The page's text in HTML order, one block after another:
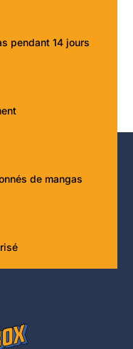
pendant 14 jours
de mangas